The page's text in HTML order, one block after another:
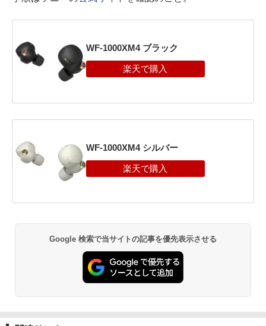
WF-1000XM4 ブラック
WF-1000XM4 シルバー
Google 検索で当サイトの記事を優先表示させる